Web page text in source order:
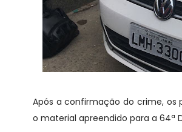
Após a confirmação do crime,
o material apreendido para a 64ª